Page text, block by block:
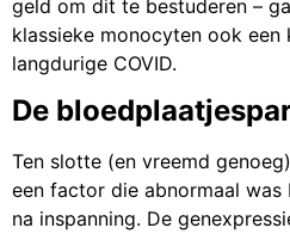
geld om dit te bestuderen –
klassieke monocyten ook een
langdurige COVID.
De
Ten slotte (en vreemd
een factor die abnormaal was
na inspanning. De